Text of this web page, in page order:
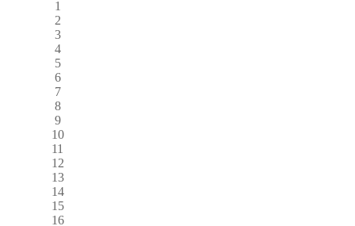
1
2
3
4
5
6
7
8
9
10
11
12
13
14
15
16